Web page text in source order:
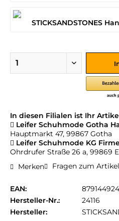
In diesen Filialen ist Ihr
Leifer Schuhmode Gotha
Hauptmarkt 47, 99867 Gotha
Leifer Schuhmode KG
Ohrdrufer Straße 26 a, 99869
Merken
Fragen zum
EAN:
Hersteller-Nr.:
24116
Hersteller: